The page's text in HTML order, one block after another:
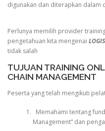
digunakan dan diterapkan dalam
Perlunya memilih provider
pengetahuan kita mengenai
tidak salah
TUJUAN TRAINING
CHAIN MANAGEMENT
Peserta yang telah mengikuti
Memahami tentang
Management” dan